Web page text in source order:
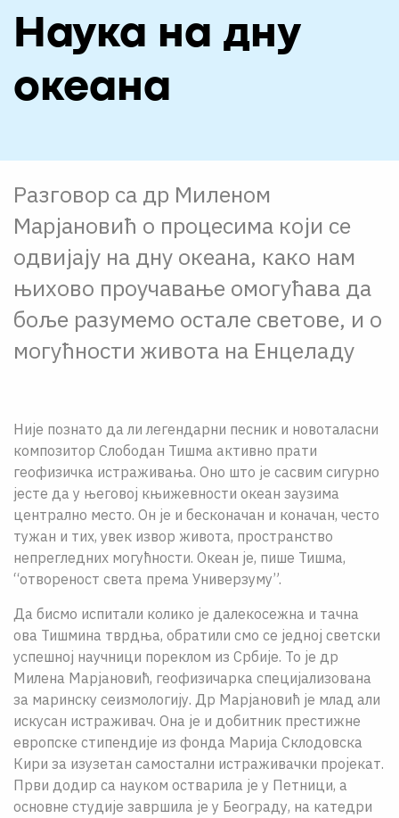
О НАМА
LAT
Наука на дну
океана
Разговор са др Миленом
Марјановић о процесима који се
одвијају на дну океана, како нам
њихово проучавање омогућава да
боље разумемо остале светове, и о
могућности живота на Енцеладу
Није познато да ли легендарни песник и новоталасни
композитор Слободан Тишма активно прати
геофизичка истраживања. Оно што је сасвим сигурно
јесте да у његовој књижевности океан заузима
централно место. Он је и бесконачан и коначан, често
тужан и тих, увек извор живота, пространство
непрегледних могућности. Океан је, пише Тишма,
“отвореност света према Универзуму”.
Да бисмо испитали колико је далекосежна и тачна
ова Тишмина тврдња, обратили смо се једној светски
успешној научници пореклом из Србије. То је др
Милена Марјановић, геофизичарка специјализована
за маринску сеизмологију. Др Марјановић је млад али
искусан истраживач. Она је и добитник престижне
европске стипендије из фонда Марија Склодовска
Кири за изузетан самостални истраживачки пројекат.
Први додир са науком остварила је у Петници, а
основне студије завршила је у Београду, на катедри